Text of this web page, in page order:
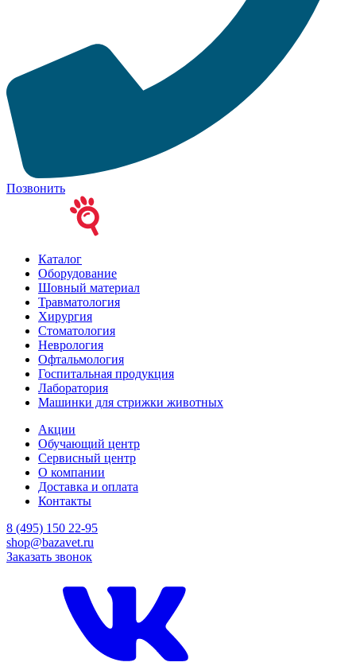
Позвонить
Каталог
Оборудование
Шовный материал
Травматология
Хирургия
Стоматология
Неврология
Офтальмология
Госпитальная продукция
Лаборатория
Машинки для стрижки животных
Акции
Обучающий центр
Сервисный центр
О компании
Доставка и оплата
Контакты
8 (495) 150 22-95
shop@bazavet.ru
Заказать звонок